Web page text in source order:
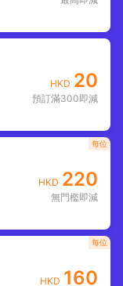
HKD 20
預訂滿300即減
HKD 220
無門檻即減
每位
HKD 160
每位